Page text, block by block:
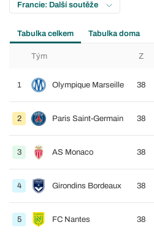
Francie: Další soutěže
Tabulka celkem Tabulka doma
Tým Z
1 Olympique Marseille 38
2 Paris Saint-Germain 38
3 AS Monaco 38
4 Girondins Bordeaux 38
5 FC Nantes 38